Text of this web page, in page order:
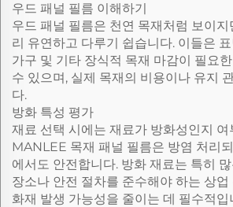
우드 패널 필름 이해하기
우드 패널 필름은 천연 목재처럼 보이
리 유연하고 다루기 쉽습니다. 이들은
가구 및 기타 장식적 목재 마감이 필요
수 있으며, 실제 목재의 비용이나 유지
다.
방화 특성 평가
재료 선택 시에는 재료가 방화성인지
MANLEE 목재 패널 필름은 방염 처리
에서도 안전합니다. 방화 재료는 특히
장소나 안전 절차를 준수해야 하는 상
화재 발생 가능성을 줄이는 데 필수적입